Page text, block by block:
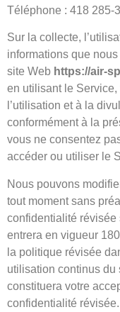
Téléphone : 418 285-
Sur la collecte,
informations que
site Web https://air-
en utilisant le
l’utilisation et à la
conformément à la
vous ne consentez
accéder ou utiliser le
Nous pouvons
tout moment sans
confidentialité révisée
entrera en vigueur
la politique révisée
utilisation continus du
constituera votre
confidentialité